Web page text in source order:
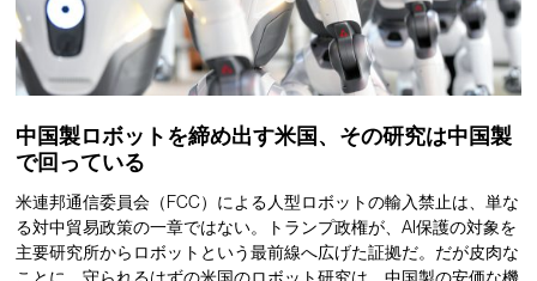
中国製ロボットを締め出す米国、その研究は中国製
で回っている
米連邦通信委員会（FCC）による人型ロボットの輸入禁止は、単な
る対中貿易政策の一章ではない。トランプ政権が、AI保護の対象を
主要研究所からロボットという最前線へ広げた証拠だ。だが皮肉な